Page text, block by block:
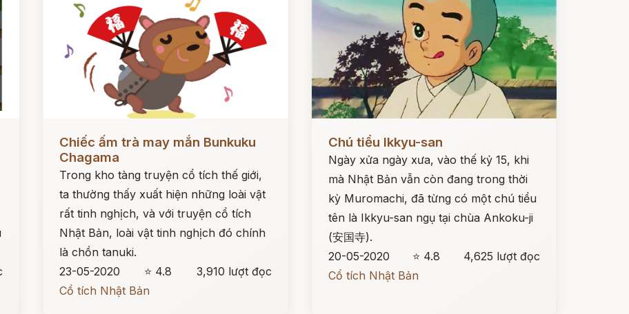
Đọc ngay
Chiếc ấm trà may mắn Bunkuku
Chagama
Trong kho tàng truyện cổ tích thế giới,
ta thường thấy xuất hiện những loài vật
rất tinh nghịch, và với truyện cổ tích
Nhật Bản, loài vật tinh nghịch đó chính
là chồn tanuki.
23-05-2020
⭐ 4.8
3,910 lượt đọc
Cổ tích Nhật Bản
Chú tiểu Ikkyu-san
Ngày xửa ngày xưa, vào thế kỷ 15, khi
mà Nhật Bản vẫn còn đang trong thời
kỳ Muromachi, đã từng có một chú tiểu
tên là Ikkyu-san ngụ tại chùa Ankoku-ji
(安国寺).
20-05-2020
⭐ 4.8
4,625 lượt đọc
Cổ tích Nhật Bản